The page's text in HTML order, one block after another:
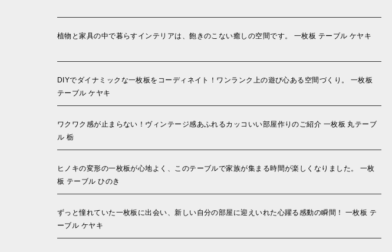
植物と家具の中で暮らすインテリアは、飽きのこない癒しの空間です。 一枚板 テーブル ケヤキ
DIYでダイナミックな一枚板をコーディネイト！ワンランク上の遊び心ある空間づくり。 一枚板
テーブル ケヤキ
ワクワク感が止まらない！ヴィンテージ感あふれるカッコいい部屋作りのご紹介 一枚板 丸テーブ
ル 栃
ヒノキの変形の一枚板が心地よく、このテーブルで家族が集まる時間が楽しくなりました。 一枚
板 テーブル ひのき
ずっと憧れていた一枚板に出会い、新しい自分の部屋に迎えいれた心躍る感動の瞬間！ 一枚板 テ
ーブル ケヤキ